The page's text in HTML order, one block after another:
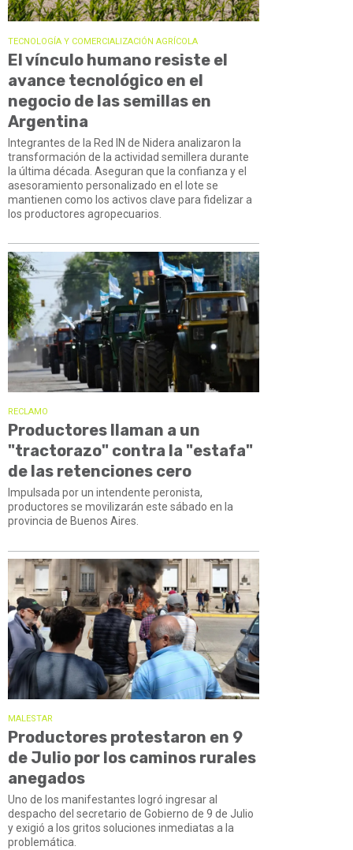
TECNOLOGÍA Y COMERCIALIZACIÓN AGRÍCOLA
El vínculo humano resiste el
avance tecnológico en el
negocio de las semillas en
Argentina
Integrantes de la Red IN de Nidera analizaron la
transformación de la actividad semillera durante
la última década. Aseguran que la confianza y el
asesoramiento personalizado en el lote se
mantienen como los activos clave para fidelizar a
los productores agropecuarios.
RECLAMO
Productores llaman a un
"tractorazo" contra la "estafa"
de las retenciones cero
Impulsada por un intendente peronista,
productores se movilizarán este sábado en la
provincia de Buenos Aires.
MALESTAR
Productores protestaron en 9
de Julio por los caminos rurales
anegados
Uno de los manifestantes logró ingresar al
despacho del secretario de Gobierno de 9 de Julio
y exigió a los gritos soluciones inmediatas a la
problemática.